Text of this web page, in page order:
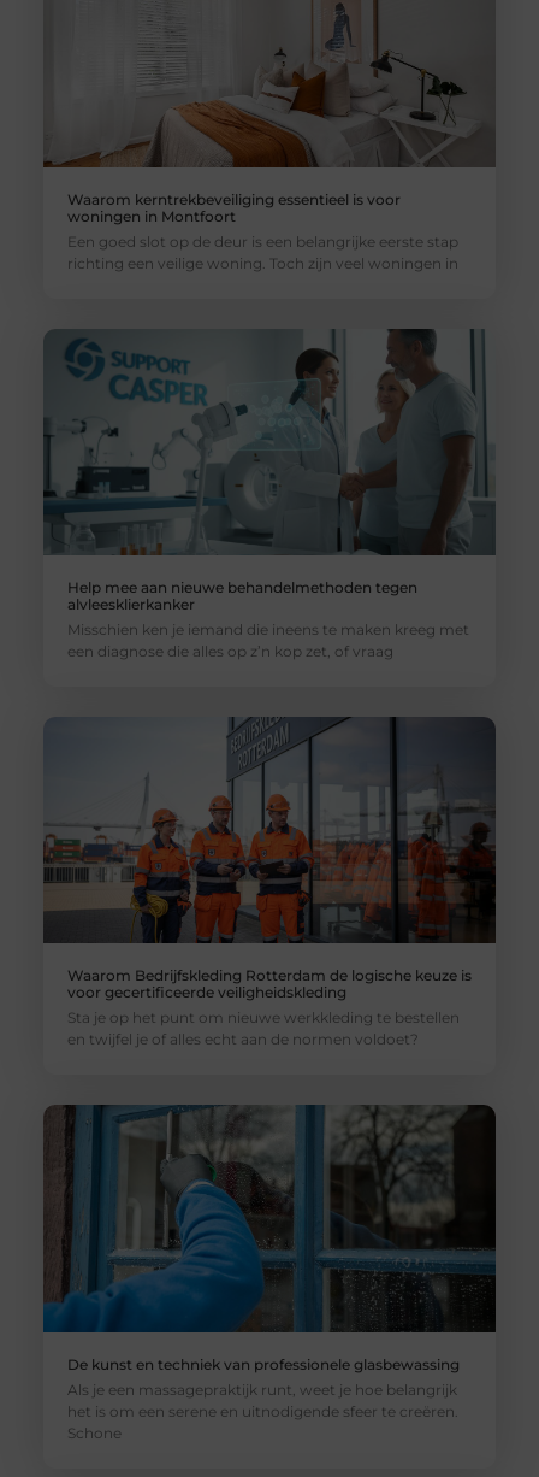
Waarom kerntrekbeveiliging essentieel is voor
woningen in Montfoort
Een goed slot op de deur is een belangrijke eerste stap
richting een veilige woning. Toch zijn veel woningen in
Help mee aan nieuwe behandelmethoden tegen
alvleesklierkanker
Misschien ken je iemand die ineens te maken kreeg met
een diagnose die alles op z’n kop zet, of vraag
Waarom Bedrijfskleding Rotterdam de logische keuze is
voor gecertificeerde veiligheidskleding
Sta je op het punt om nieuwe werkkleding te bestellen
en twijfel je of alles echt aan de normen voldoet?
De kunst en techniek van professionele glasbewassing
Als je een massagepraktijk runt, weet je hoe belangrijk
het is om een serene en uitnodigende sfeer te creëren.
Schone